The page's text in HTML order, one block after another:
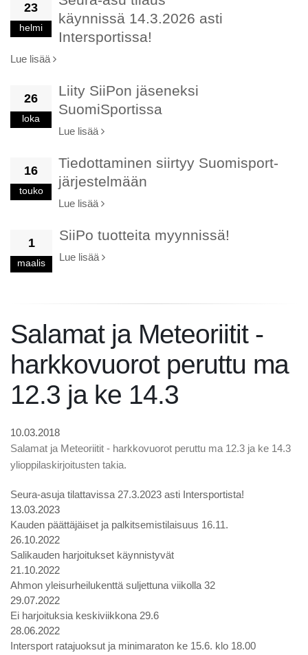
23
helmi
käynnissä 14.3.2026 asti
Intersportissa!
Lue lisää
26
loka
Liity SiiPon jäseneksi
SuomiSportissa
Lue lisää
16
touko
Tiedottaminen siirtyy Suomisport-
järjestelmään
Lue lisää
1
maalis
SiiPo tuotteita myynnissä!
Lue lisää
Salamat ja Meteoriitit -
harkkovuorot peruttu ma
12.3 ja ke 14.3
10.03.2018
Salamat ja Meteoriitit - harkkovuorot peruttu ma 12.3 ja ke 14.3
ylioppilaskirjoitusten takia.
Seura-asuja tilattavissa 27.3.2023 asti Intersportista!
13.03.2023
Kauden päättäjäiset ja palkitsemistilaisuus 16.11.
26.10.2022
Salikauden harjoitukset käynnistyvät
21.10.2022
Ahmon yleisurheilukenttä suljettuna viikolla 32
29.07.2022
Ei harjoituksia keskiviikkona 29.6
28.06.2022
Intersport ratajuoksut ja minimaraton ke 15.6. klo 18.00